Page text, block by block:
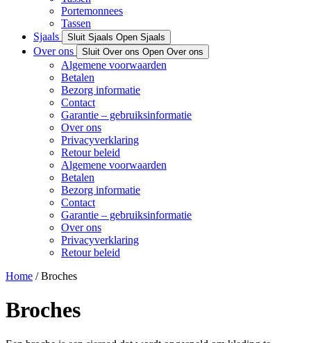
Portemonnees
Tassen
Sjaals
Sluit Sjaals Open Sjaals
Over ons Sluit Over ons Open Over ons
Algemene voorwaarden
Betalen
Bezorg informatie
Contact
Garantie – gebruiksinformatie
Over ons
Privacyverklaring
Retour beleid
Algemene voorwaarden
Betalen
Bezorg informatie
Contact
Garantie – gebruiksinformatie
Over ons
Privacyverklaring
Retour beleid
Home / Broches
Broches